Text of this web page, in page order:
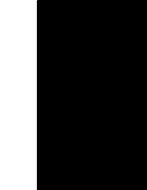
por dónde redirigirle»,
Perandrés, tía de uno de
frustración e
tíos o abuelos. Es el
un problema bastante
«Vemos que el avance